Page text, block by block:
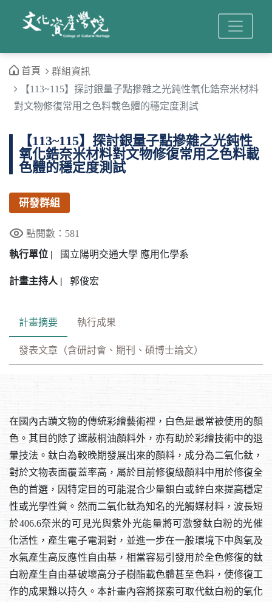
首頁
群組資訊
【113~115】探討銀量子點摻雜之光鈍性氧化鋯奈米材料
對文物修復常用之色料載色體的穩定度測試
【113~115】探討銀量子點摻雜之光鈍性
氧化鋯奈米材料對文物修復常用之色料載
色體的穩定度測試
研發群組
點閱數：581
執行單位 |
國立陽明交通大學 應用化學系
計畫主持人 | 郭俊宏
計畫摘要 執行成果
發表文章（含研討會、期刊、碩博士論文）
在國內古蹟文物的傳統彩繪藝術裡，白色是最常被使用的顏
色。其目的除了遮蔽桐油顏料外，亦有助於彩繪技術中的退
暈技法。鈦白為較晚期發展出來的顏料，成分為二氧化鈦，
對於文物表面覆蓋率高，屬於目前修復級顏料中用於修復全
色的首選，因特定目的可能混合少量鋇白或鋅白來提高穩定
性或光學性質。然而二氧化鈦為知名的光觸媒材料，波長短
於406.6奈米的可見光與紫外光能量將可激發鈦白粉的光催
化活性，產生電子電洞對，並進一步在一般環境下中與氧及
水氣產生高反應性自由基，相當容易引發用於全色修復的鈦
白粉產生自由基破壞高分子樹酯載色體甚至色料，使修復工
作的成果難以持久。本計畫內容將探索可取代鈦白粉的氧化